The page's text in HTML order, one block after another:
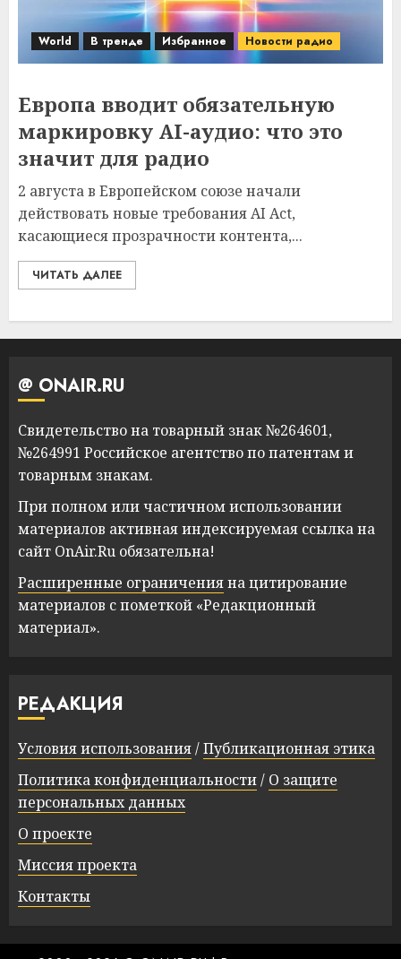
World В тренде Избранное Новости радио
Европа вводит обязательную
маркировку AI-аудио: что это
значит для радио
2 августа в Европейском союзе начали
действовать новые требования AI Act,
касающиеся прозрачности контента,...
ЧИТАТЬ ДАЛЕЕ
@ ONAIR.RU
Свидетельство на товарный знак №264601,
№264991 Российское агентство по патентам и
товарным знакам.
При полном или частичном использовании
материалов активная индексируемая ссылка на
сайт OnAir.Ru обязательна!
Расширенные ограниченияна цитирование
материалов с пометкой «Редакционный
материал».
РЕДАКЦИЯ
Условия использования/Публикационная этика
Политика конфиденциальности/ О защите
персональных данных
О проекте
Миссия проекта
Контакты